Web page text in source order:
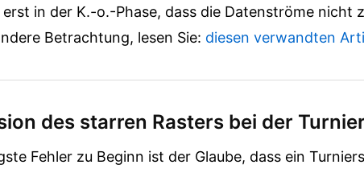
in der K.-o.-Phase, dass die Datenströme nicht
Betrachtung, lesen Sie: diesen verwandten
des starren Rasters bei der
Fehler zu Beginn ist der Glaube, dass ein